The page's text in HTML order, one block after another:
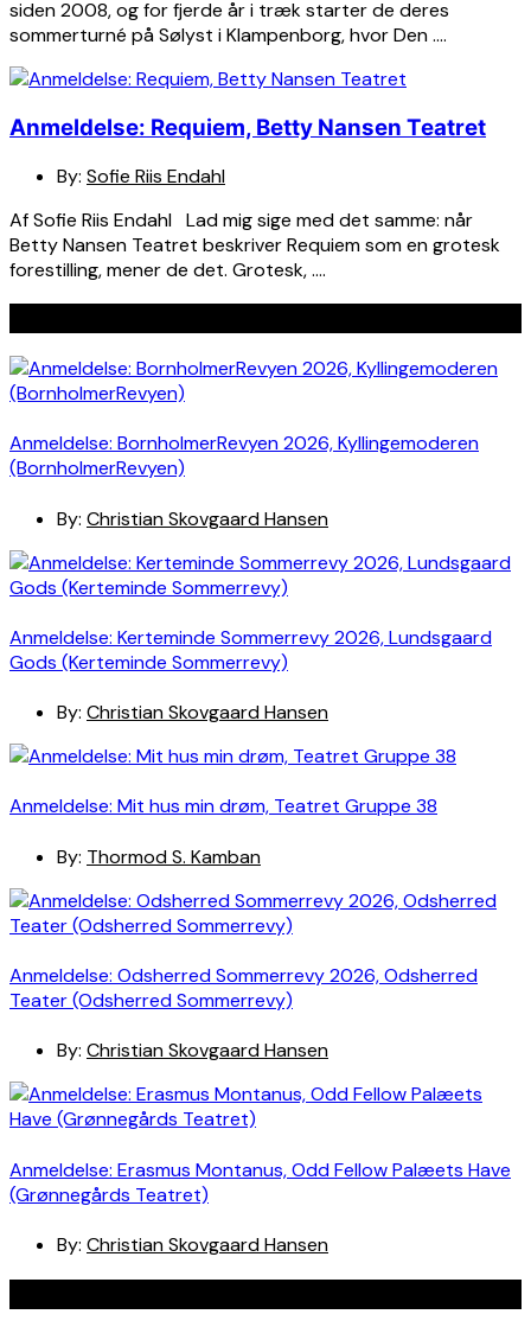
siden 2008, og for fjerde år i træk starter de deres
sommerturné på Sølyst i Klampenborg, hvor Den ….
Anmeldelse: Requiem, Betty Nansen Teatret
By: Sofie Riis Endahl
Af Sofie Riis Endahl Lad mig sige med det samme: når
Betty Nansen Teatret beskriver Requiem som en grotesk
forestilling, mener de det. Grotesk, ….
Anmeldelse: BornholmerRevyen 2026, Kyllingemoderen
(BornholmerRevyen)
By: Christian Skovgaard Hansen
Anmeldelse: Kerteminde Sommerrevy 2026, Lundsgaard
Gods (Kerteminde Sommerrevy)
By: Christian Skovgaard Hansen
Anmeldelse: Mit hus min drøm, Teatret Gruppe 38
By: Thormod S. Kamban
Anmeldelse: Odsherred Sommerrevy 2026, Odsherred
Teater (Odsherred Sommerrevy)
By: Christian Skovgaard Hansen
Anmeldelse: Erasmus Montanus, Odd Fellow Palæets Have
(Grønnegårds Teatret)
By: Christian Skovgaard Hansen